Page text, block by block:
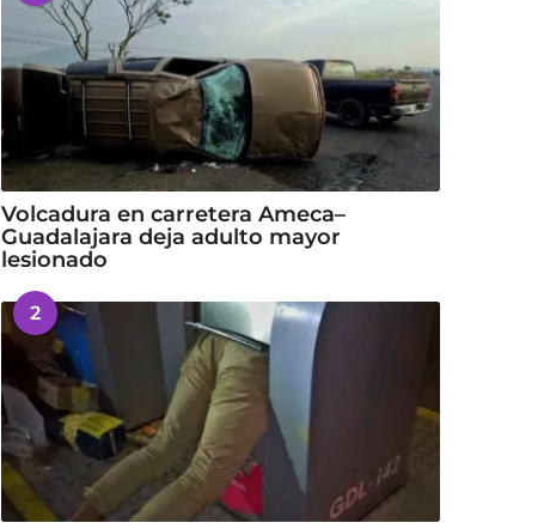
Volcadura en carretera Ameca–
Guadalajara deja adulto mayor
lesionado
2